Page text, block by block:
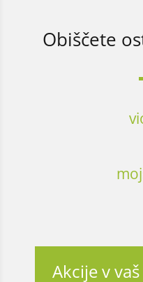
Obiščete
Akcije v